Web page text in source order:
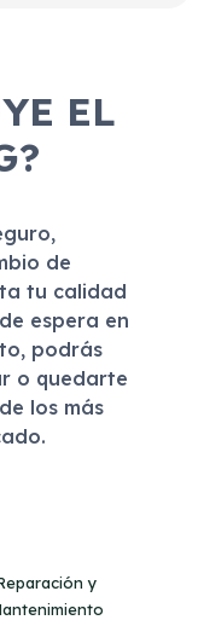
EL
de
tu calidad
espera en
podrás
o quedarte
los más
y